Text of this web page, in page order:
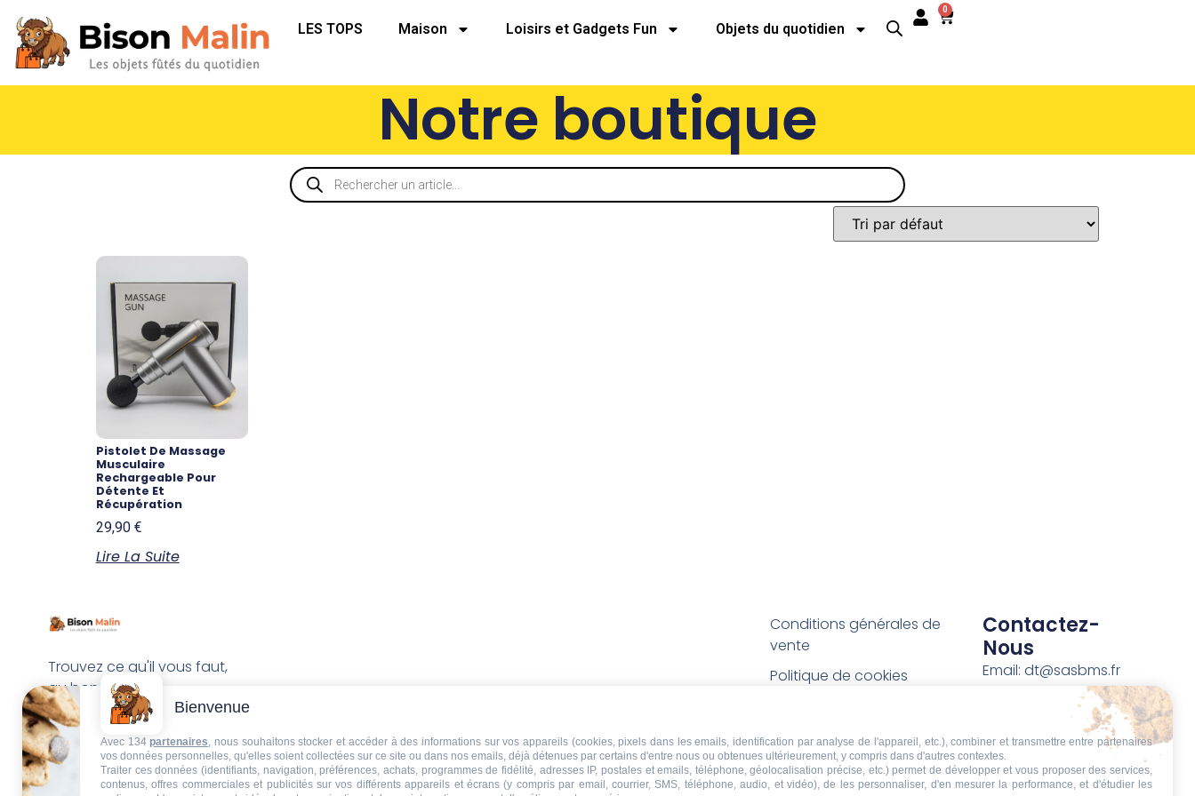
LES TOPS Maison Loisirs et Gadgets Fun Objets du quotidien
0
Notre boutique
Pistolet De Massage
Musculaire
Rechargeable Pour
Détente Et
Récupération
29,90 €
Lire La Suite
Trouvez ce qu'il vous faut,
au bon endroit
Conditions générales de
vente
Politique de cookies
Mentions légales
Conditions de retour et de
remboursement
Contactez-
Nous
Email: dt@sasbms.fr
Bienvenue
Avec 134 partenaires, nous souhaitons stocker et accéder à des informations sur vos appareils (cookies, pixels dans les emails, identification par analyse de l'appareil, etc.), combiner et transmettre entre partenaires
vos données personnelles, qu'elles soient collectées sur ce site ou dans nos emails, déjà détenues par certains d'entre nous ou obtenues ultérieurement, y compris dans d'autres contextes.
Traiter ces données (identifiants, navigation, préférences, achats, programmes de fidélité, adresses IP, postales et emails, téléphone, géolocalisation précise, etc.) permet de développer et vous proposer des services,
contenus, offres commerciales et publicités sur vos différents appareils et écrans (y compris par email, courrier, SMS, téléphone, audio, et vidéo), de les personnaliser, d'en mesurer la performance, et d'étudier les